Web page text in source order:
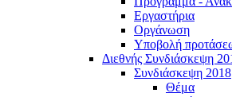
Εργαστήρια
Οργάνωση
Υποβολή
Διεθνής Συνδιάσκεψη
Συνδιάσκεψη 2018
Θέμα